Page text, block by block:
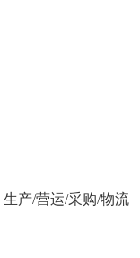
生产/营运/采购/物流